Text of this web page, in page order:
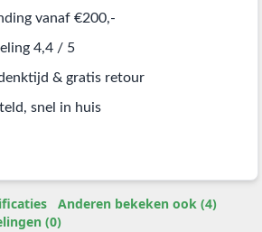
vanaf €200,-
4,4 / 5
& gratis retour
snel in huis
Anderen bekeken ook (4)
(0)